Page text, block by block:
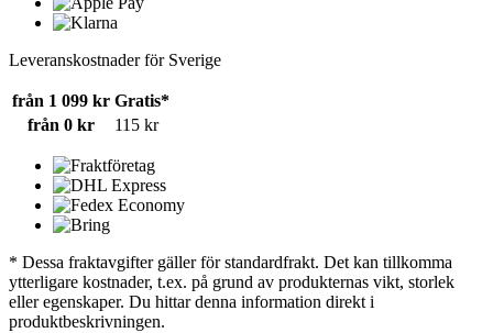
Leveranskostnader för Sverige
från 1 099 kr Gratis*
från 0 kr
115 kr
* Dessa fraktavgifter gäller för standardfrakt. Det kan tillkomma
ytterligare kostnader, t.ex. på grund av produkternas vikt, storlek
eller egenskaper. Du hittar denna information direkt i
produktbeskrivningen.